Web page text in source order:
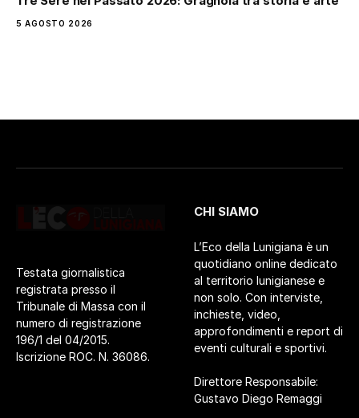
5 AGOSTO 2026
Testata giornalistica
registrata presso il
Tribunale di Massa con il
numero di registrazione
196/1 del 04/2015.
Iscrizione ROC. N. 36086.
CHI SIAMO
L’Eco della Lunigiana è un
quotidiano online dedicato
al territorio lunigianese e
non solo. Con interviste,
inchieste, video,
approfondimenti e report di
eventi culturali e sportivi.
Direttore Responsabile:
Gustavo Diego Remaggi